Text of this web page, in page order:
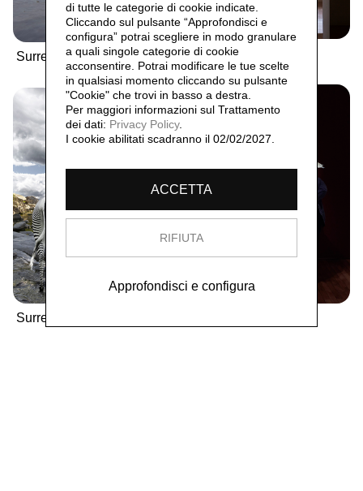
Surrealismo, 2023 Surrealismo,
Surrealismo,
di tutte le categorie di cookie indicate.
Cliccando sul pulsante “Approfondisci e
configura” potrai scegliere in modo granulare
a quali singole categorie di cookie
acconsentire. Potrai modificare le tue scelte
in qualsiasi momento cliccando su pulsante
"Cookie" che trovi in basso a destra.
Per maggiori informazioni sul Trattamento
dei dati: Privacy Policy.
I cookie abilitati scadranno il 02/02/2027.
ACCETTA
RIFIUTA
Approfondisci e configura